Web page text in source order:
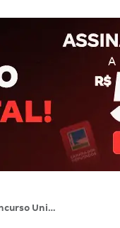
Concurso Unificado Prefeituras PI: edital em agosto; 3.300 vagas!